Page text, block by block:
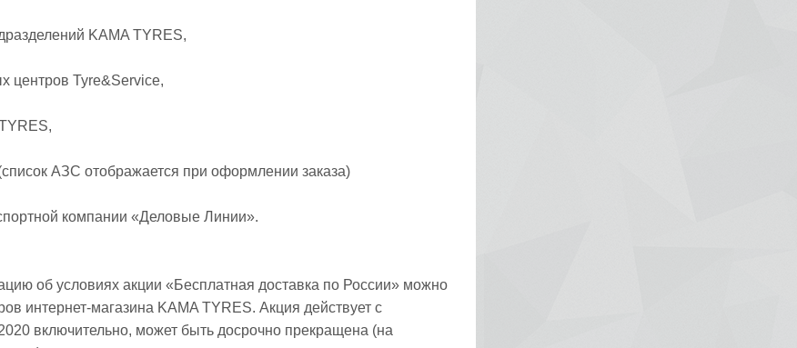
KAMA TYRES,
центров Tyre&Service,
АЗС отображается при оформлении заказа)
компании «Деловые Линии».
об условиях акции «Бесплатная доставка по России» можно
интернет-магазина KAMA TYRES. Акция действует с
включительно, может быть досрочно прекращена (на